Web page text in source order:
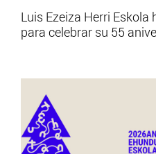
Luis Ezeiza Herri
para celebrar su 55